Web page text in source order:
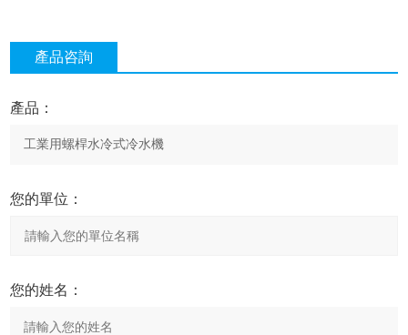
產品咨詢
產品：
您的單位：
您的姓名：